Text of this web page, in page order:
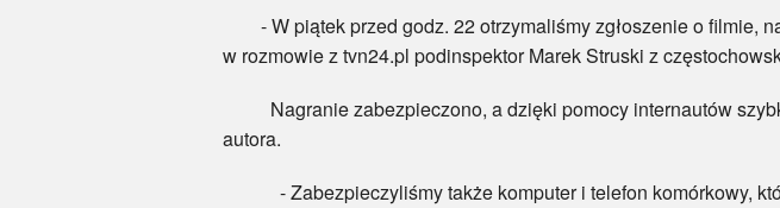
- W piątek przed godz. 22 otrzymaliśmy zgłoszenie o filmie,
w rozmowie z tvn24.pl podinspektor Marek Struski z
Nagranie zabezpieczono, a dzięki pomocy internautów
autora.
- Zabezpieczyliśmy także komputer i telefon komórkowy,